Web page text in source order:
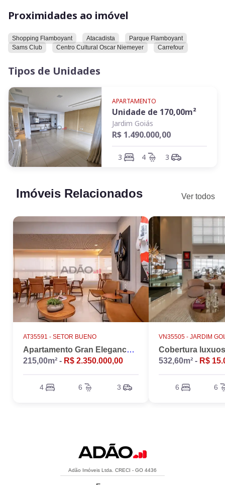
atacadista e ao Parque Flamboyant.
Convidamos você a conhecer este imóvel e explorar todas as
suas características e comodidades.
Proximidades ao imóvel
Shopping Flamboyant Atacadista
Parque Flamboyant
Sams Club
Centro Cultural Oscar Niemeyer Carrefour
Tipos de Unidades
APARTAMENTO
Unidade de 170,00m²
Jardim Goiás
R$ 1.490.000,00
3 4 3
Imóveis Relacionados Ver todos
AT35591 - SETOR BUENO
Apartamento Gran Elegance - 4 suites + Home Office
215,00m² - R$ 2.350.000,00
4 6 3
VN35505 - JARDIM
532,60m² - R$
6 6
Adão Imóveis Ltda. CRECI - GO 4436